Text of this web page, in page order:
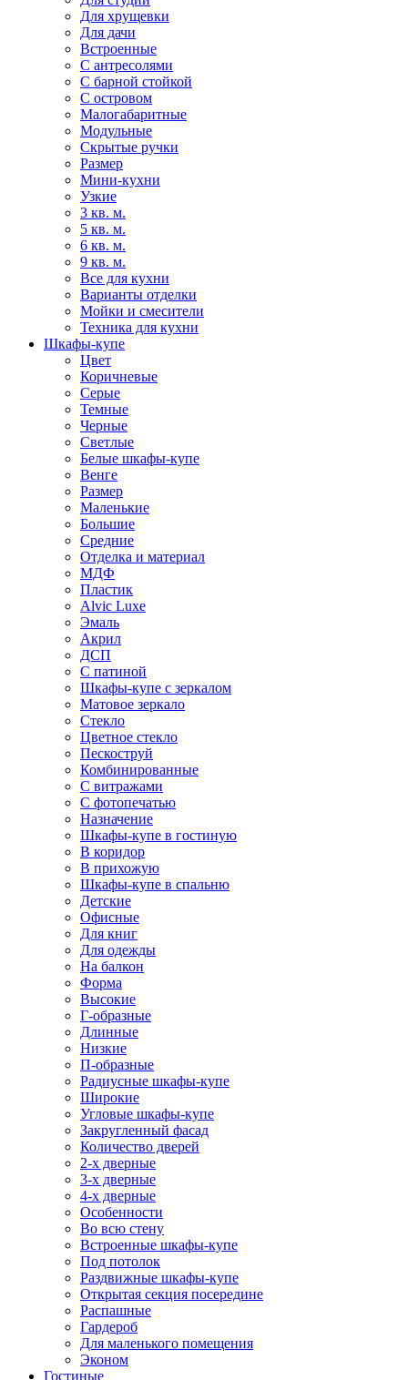
Для хрущевки
Для дачи
Встроенные
С антресолями
С барной стойкой
С островом
Малогабаритные
Модульные
Скрытые ручки
Размер
Мини-кухни
Узкие
3 кв. м.
5 кв. м.
6 кв. м.
9 кв. м.
Все для кухни
Варианты отделки
Мойки и смесители
Техника для кухни
Шкафы-купе
Цвет
Коричневые
Серые
Темные
Черные
Светлые
Белые шкафы-купе
Венге
Размер
Маленькие
Большие
Средние
Отделка и материал
МДФ
Пластик
Alvic Luxe
Эмаль
Акрил
ДСП
С патиной
Шкафы-купе с зеркалом
Матовое зеркало
Стекло
Цветное стекло
Пескоструй
Комбинированные
С витражами
С фотопечатью
Назначение
Шкафы-купе в гостиную
В коридор
В прихожую
Шкафы-купе в спальню
Детские
Офисные
Для книг
Для одежды
На балкон
Форма
Высокие
Г-образные
Длинные
Низкие
П-образные
Радиусные шкафы-купе
Широкие
Угловые шкафы-купе
Закругленный фасад
Количество дверей
2-х дверные
3-х дверные
4-х дверные
Особенности
Во всю стену
Встроенные шкафы-купе
Под потолок
Раздвижные шкафы-купе
Открытая секция посередине
Распашные
Гардероб
Для маленького помещения
Эконом
Гостиные